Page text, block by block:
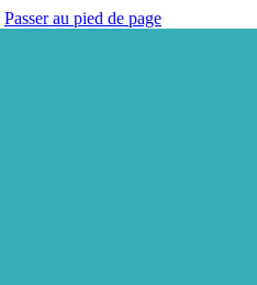
Passer au pied de page